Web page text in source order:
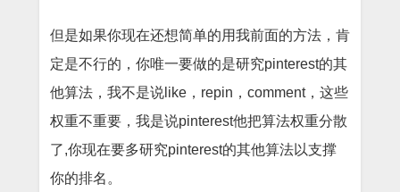
但是如果你现在还想简单的用我前面的方法，肯
定是不行的，你唯一要做的是研究pinterest的其
他算法，我不是说 like ， repin ， comment，这些
权重不重要，我是说pinterest他把算法权重分散
了,你现在要多研究pinterest的其他算法以支撑
你的排名。